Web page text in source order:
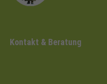
Kontakt & Beratung